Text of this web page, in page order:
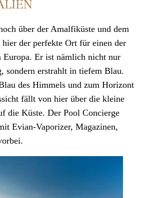
über der Amalfiküste und dem
der perfekte Ort für einen der
Europa. Er ist nämlich nicht nur
sondern erstrahlt in tiefem Blau.
des Himmels und zum Horizont
fällt von hier über die kleine
die Küste. Der Pool Concierge
Evian-Vaporizer, Magazinen,